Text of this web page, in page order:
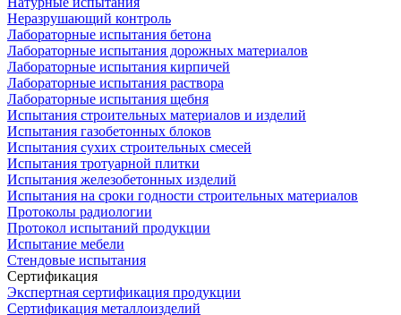
Неразрушающий контроль
Лабораторные испытания бетона
Лабораторные испытания дорожных материалов
Лабораторные испытания кирпичей
Лабораторные испытания раствора
Лабораторные испытания щебня
Испытания строительных материалов и изделий
Испытания газобетонных блоков
Испытания сухих строительных смесей
Испытания тротуарной плитки
Испытания железобетонных изделий
Испытания на сроки годности строительных материалов
Протоколы радиологии
Протокол испытаний продукции
Испытание мебели
Стендовые испытания
Сертификация
Экспертная сертификация продукции
Сертификация металлоизделий